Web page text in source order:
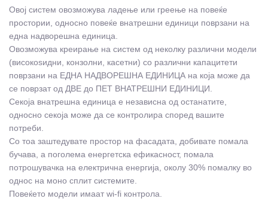
Овој систем овозможува ладење или греење на повеќе
простории, односно повеќе внатрешни единици поврзани на
една надворешна единица.
Овозможува креирање на систем од неколку различни модели
(високоѕидни, конзолни, касетни) со различни капацитети
поврзани на ЕДНА НАДВОРЕШНА ЕДИНИЦА на која може да
се поврзат од ДВЕ до ПЕТ ВНАТРЕШНИ ЕДИНИЦИ.
Секоја внатрешна единица е независна од останатите,
односно секоја може да се контролира според вашите
потреби.
Со тоа заштедувате простор на фасадата, добивате помала
бучава, а поголема енергетска ефикасност, помала
потрошувачка на електрична енергија, околу 30% помалку во
однос на моно сплит системите.
Повеќето модели имаат wi-fi контрола.